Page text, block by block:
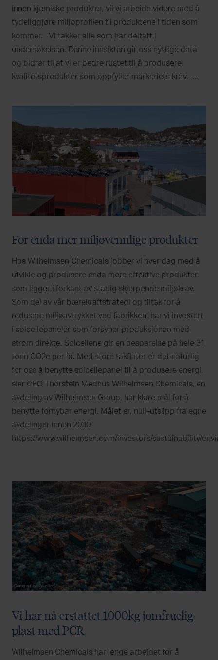
innen kjemiske produkter, vil vi arbeide videre med å
tydeliggjøre miljøprofilen til produktene i tiden som
kommer. Vi takker alle som har deltatt i
undersøkelsen. Denne innsikten gir oss nyttige data
og bidrar til at vi er bedre rustet til å produsere
kvalitetsprodukter som oppfyller markedets krav. ...
For enda mer miljøvennlige produkter
Hos Wilhelmsen Chemicals jobber vi hver dag med å
utvikle og produsere enda mere effektive produkter,
som ligger i forkant av stadig skjerpende miljøkrav.
Som del av vår bærekraftstrategi og tiltak for å
redusere miljøavtrykket ved fabrikken, har vi investert
i solcellepaneler som forsyner produksjonen med
strøm direkte. Solcellene gir en besparelse på hele 31
tonn CO2e per år. Med store takflater er det naturlig
for oss å benytte solcellepanel til å produsere energi,
sier CEO Thorstein Medhus Wilhelmsen Chemicals, en
avdeling av Wilhelmsen Group, har klare mål for å
benytte fornybar energi. Målet er, null-utslipp fra egne
avdelinger innen 2030
https://www.wilhelmsen.com/investors/sustainability/
Vi har nå erstattet 1000kg jomfruelig
plast med PCR
Wilhelmsen Chemicals har lenge arbeidet for å